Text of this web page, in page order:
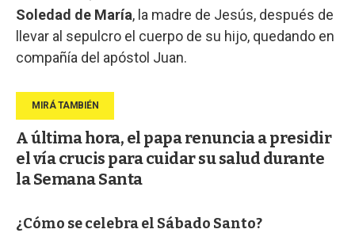
Soledad de María, la madre de Jesús, después de
llevar al sepulcro el cuerpo de su hijo, quedando en
compañía del apóstol Juan.
A última hora, el papa renuncia a presidir
el vía crucis para cuidar su salud durante
la Semana Santa
¿Cómo se celebra el Sábado Santo?